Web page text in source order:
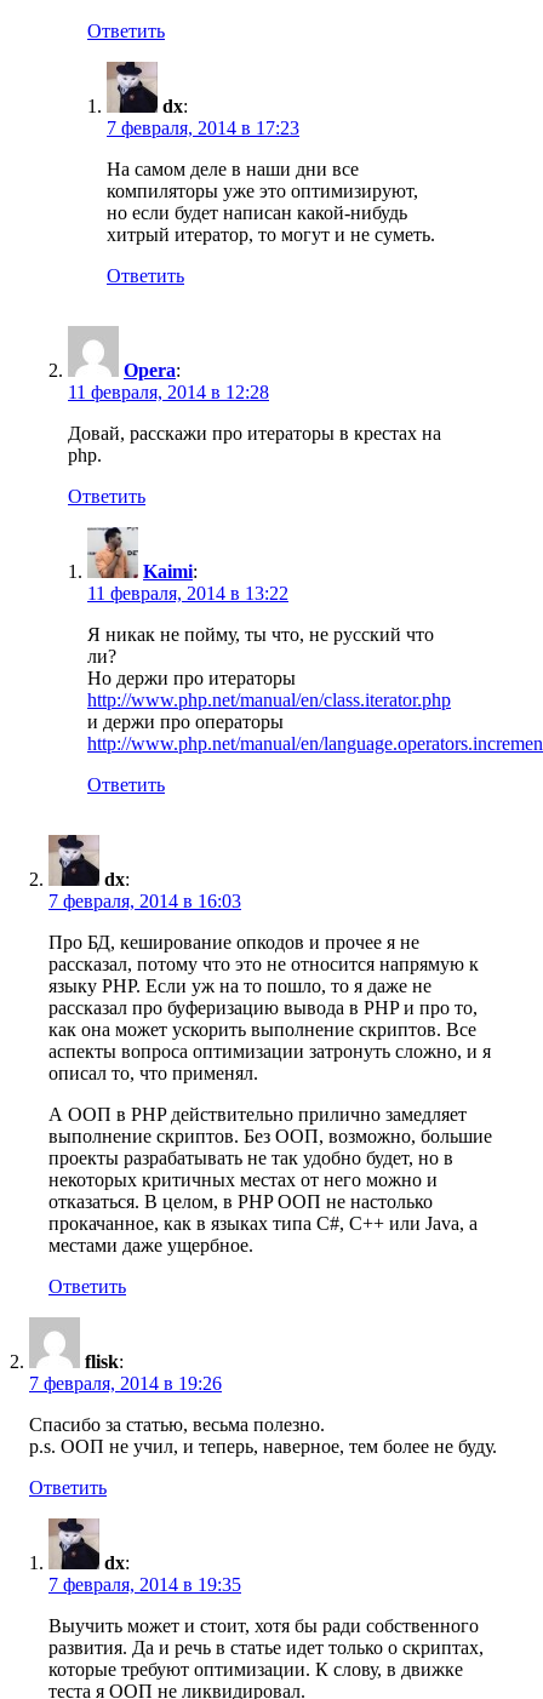
Ответить
dx:
7 февраля, 2014 в 17:23
На самом деле в наши дни все
компиляторы уже это оптимизируют,
но если будет написан какой-нибудь
хитрый итератор, то могут и не суметь.
Ответить
Opera:
11 февраля, 2014 в 12:28
Довай, расскажи про итераторы в крестах на
php.
Ответить
Kaimi:
11 февраля, 2014 в 13:22
Я никак не пойму, ты что, не русский что
ли?
Но держи про итераторы
http://www.php.net/manual/en/class.iterator.php
и держи про операторы
http://www.php.net/manual/en/
Ответить
dx:
7 февраля, 2014 в 16:03
Про БД, кеширование опкодов и прочее я не
рассказал, потому что это не относится напрямую к
языку PHP. Если уж на то пошло, то я даже не
рассказал про буферизацию вывода в PHP и про то,
как она может ускорить выполнение скриптов. Все
аспекты вопроса оптимизации затронуть сложно, и я
описал то, что применял.
А ООП в PHP действительно прилично замедляет
выполнение скриптов. Без ООП, возможно, большие
проекты разрабатывать не так удобно будет, но в
некоторых критичных местах от него можно и
отказаться. В целом, в PHP ООП не настолько
прокачанное, как в языках типа C#, C++ или Java, а
местами даже ущербное.
Ответить
flisk:
7 февраля, 2014 в 19:26
Спасибо за статью, весьма полезно.
p.s. ООП не учил, и теперь, наверное, тем более не буду.
Ответить
dx:
7 февраля, 2014 в 19:35
Выучить может и стоит, хотя бы ради собственного
развития. Да и речь в статье идет только о скриптах,
которые требуют оптимизации. К слову, в движке
теста я ООП не ликвидировал.